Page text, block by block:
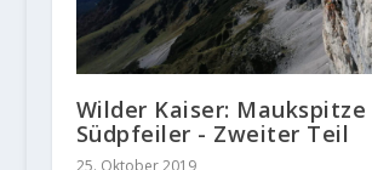
Wilder Kaiser: Maukspitze
Südpfeiler - Zweiter Teil